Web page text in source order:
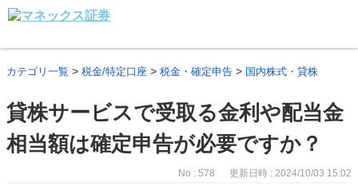
カテゴリ一覧 > 税金/特定口座 > 税金・確定申告 > 国内株式・貸株
貸株サービスで受取る金利や配当金
相当額は確定申告が必要ですか？
No : 578 更新日時 : 2024/10/03 15:02